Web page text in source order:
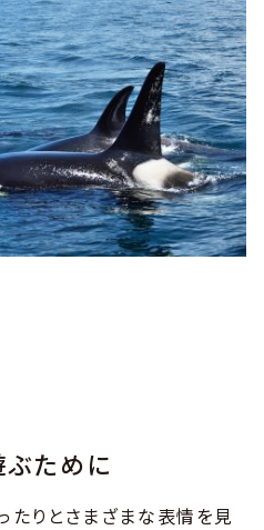
ぶために
たりとさまざまな表情を見